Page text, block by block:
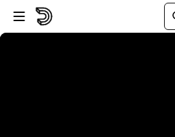
Skip to player
Skip to main content